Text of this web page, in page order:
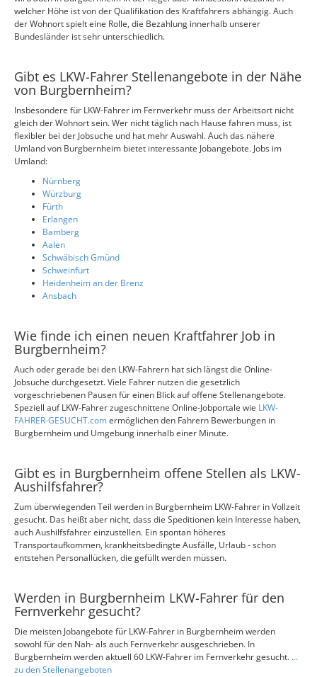
welcher Höhe ist von der Qualifikation des Kraftfahrers abhängig. Auch
der Wohnort spielt eine Rolle, die Bezahlung innerhalb unserer
Bundesländer ist sehr unterschiedlich.
Gibt es LKW-Fahrer Stellenangebote in der Nähe
von Burgbernheim?
Insbesondere für LKW-Fahrer im Fernverkehr muss der Arbeitsort nicht
gleich der Wohnort sein. Wer nicht täglich nach Hause fahren muss, ist
flexibler bei der Jobsuche und hat mehr Auswahl. Auch das nähere
Umland von Burgbernheim bietet interessante Jobangebote. Jobs im
Umland:
Nürnberg
Würzburg
Fürth
Erlangen
Bamberg
Aalen
Schwäbisch Gmünd
Schweinfurt
Heidenheim an der Brenz
Ansbach
Wie finde ich einen neuen Kraftfahrer Job in
Burgbernheim?
Auch oder gerade bei den LKW-Fahrern hat sich längst die Online-
Jobsuche durchgesetzt. Viele Fahrer nutzen die gesetzlich
vorgeschriebenen Pausen für einen Blick auf offene Stellenangebote.
Speziell auf LKW-Fahrer zugeschnittene Online-Jobportale wie LKW-
FAHRER-GESUCHT.comermöglichen den Fahrern Bewerbungen in
Burgbernheim und Umgebung innerhalb einer Minute.
Gibt es in Burgbernheim offene Stellen als LKW-
Aushilfsfahrer?
Zum überwiegenden Teil werden in Burgbernheim LKW-Fahrer in Vollzeit
gesucht. Das heißt aber nicht, dass die Speditionen kein Interesse haben,
auch Aushilfsfahrer einzustellen. Ein spontan höheres
Transportaufkommen, krankheitsbedingte Ausfälle, Urlaub - schon
entstehen Personallücken, die gefüllt werden müssen.
Werden in Burgbernheim LKW-Fahrer für den
Fernverkehr gesucht?
Die meisten Jobangebote für LKW-Fahrer in Burgbernheim werden
sowohl für den Nah- als auch Fernverkehr ausgeschrieben. In
Burgbernheim werden aktuell 60 LKW-Fahrer im Fernverkehr gesucht. ...
zu den Stellenangeboten